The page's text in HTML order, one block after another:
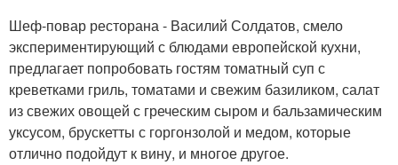
Шеф-повар ресторана - Василий Солдатов, смело
экспериментирующий с блюдами европейской кухни,
предлагает попробовать гостям томатный суп с
креветками гриль, томатами и свежим базиликом, салат
из свежих овощей с греческим сыром и бальзамическим
уксусом, брускетты с горгонзолой и медом, которые
отлично подойдут к вину, и многое другое.